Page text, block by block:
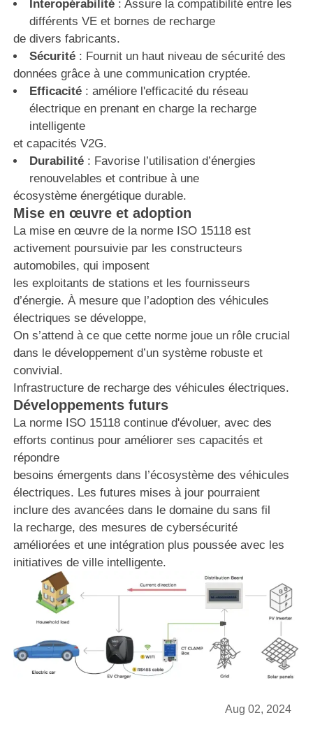
Interopérabilité: Assure la compatibilité entre les
différents VE et bornes de recharge
de divers fabricants.
Sécurité: Fournit un haut niveau de sécurité des
données grâce à une communication cryptée.
Efficacité: améliore l'efficacité du réseau
électrique en prenant en charge la recharge
intelligente
et capacités V2G.
Durabilité: Favorise l’utilisation d’énergies
renouvelables et contribue à une
écosystème énergétique durable.
Mise en œuvre et adoption
La mise en œuvre de la norme ISO 15118 est
activement poursuivie par les constructeurs
automobiles, qui imposent
les exploitants de stations et les fournisseurs
d’énergie. À mesure que l’adoption des véhicules
électriques se développe,
On s’attend à ce que cette norme joue un rôle crucial
dans le développement d’un système robuste et
convivial.
Infrastructure de recharge des véhicules électriques.
Développements futurs
La norme ISO 15118 continue d'évoluer, avec des
efforts continus pour améliorer ses capacités et
répondre
besoins émergents dans l’écosystème des véhicules
électriques. Les futures mises à jour pourraient
inclure des avancées dans le domaine du sans fil
la recharge, des mesures de cybersécurité
améliorées et une intégration plus poussée avec les
initiatives de ville intelligente.
Aug 02, 2024